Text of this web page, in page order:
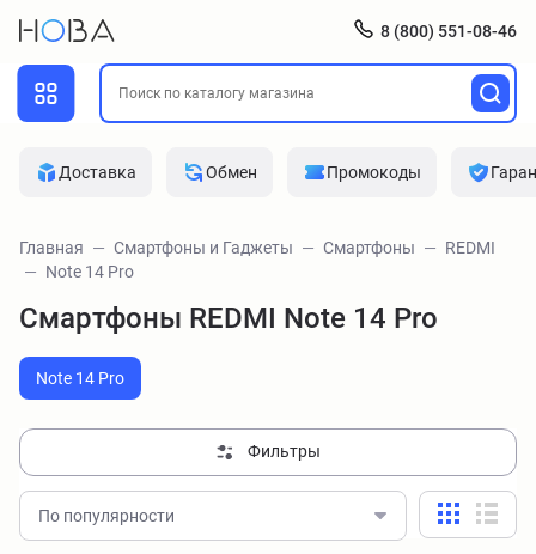
8 (800) 551-08-46
Доставка Обмен Промокоды
Главная Смартфоны и Гаджеты Смартфоны
REDMI
Note 14 Pro
Смартфоны REDMI Note 14 Pro
Note 14 Pro
Фильтры
По популярности